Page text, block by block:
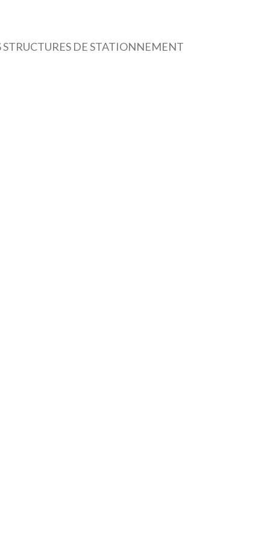
DE STATIONNEMENT